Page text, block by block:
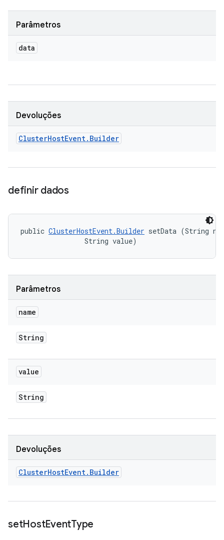
Parâmetros
data
Devoluções
ClusterHostEvent. Builder
definir dados
public ClusterHostEvent.Builder setData (String
                String value)
Parâmetros
name
String
value
String
Devoluções
ClusterHostEvent. Builder
setHostEventType